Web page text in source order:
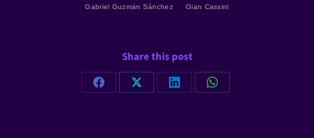
Gabriel Guzmán Sánchez Gian Cassini
Share this post
Share
Share
Share
Share